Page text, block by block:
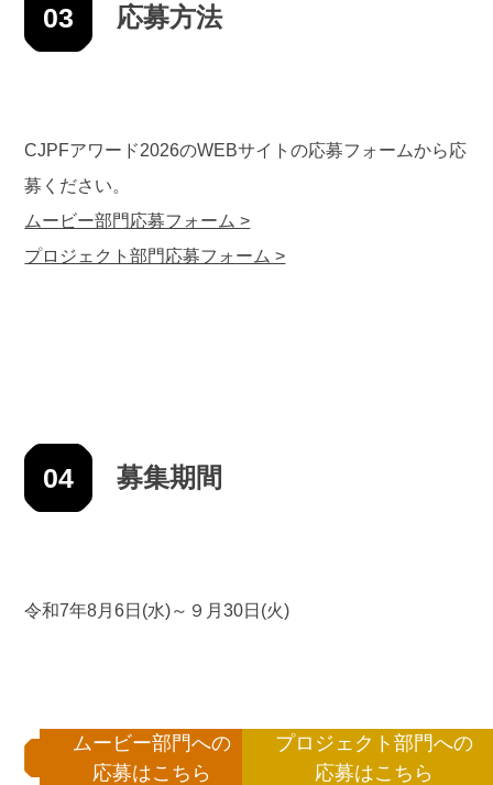
03 応募方法
CJPFアワード2026のWEBサイトの応募フォームから応
募ください。
ムービー部門応募フォーム >
プロジェクト部門応募フォーム >
04 募集期間
令和7年8月6日(水)～９月30日(火)
ムービー部門への
応募はこちら
プロジェクト部門への
応募はこちら